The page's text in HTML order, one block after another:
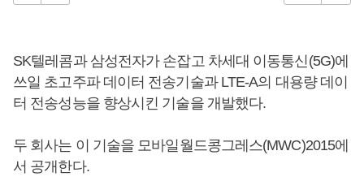
SK텔레콤과 삼성전자가 손잡고 차세대 이동통신(5G)에
쓰일 초고주파 데이터 전송기술과 LTE-A의 대용량 데이
터 전송성능을 향상시킨 기술을 개발했다.
두 회사는 이 기술을 모바일월드콩그레스(MWC)2015에
서 공개한다.